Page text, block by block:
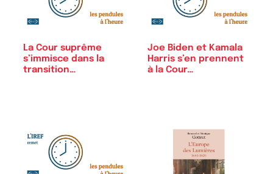
La Cour suprême
s’immisce dans la
transition…
Joe Biden et Kamala
Harris s’en prennent
à la Cour…